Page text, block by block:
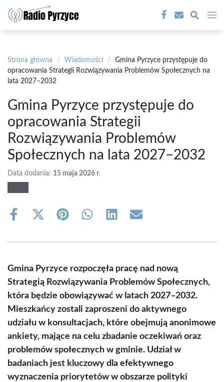
do
treści
Strona główna / Wiadomości /
Gmina Pyrzyce przystępuje do
opracowania Strategii Rozwiązywania Problemów Społecznych na
lata 2027–2032
Gmina Pyrzyce przystępuje do
opracowania Strategii
Rozwiązywania Problemów
Społecznych na lata 2027–2032
Data dodania: 15 maja 2026 r.
Share
Share
(Twitter)
Share Share Share Share
Gmina Pyrzyce rozpoczęła pracę nad nową
Strategią Rozwiązywania Problemów Społecznych,
która będzie obowiązywać w latach 2027–2032.
Mieszkańcy zostali zaproszeni do aktywnego
udziału w konsultacjach, które obejmują anonimowe
ankiety, mające na celu zbadanie oczekiwań oraz
problemów społecznych w gminie. Udział w
badaniach jest kluczowy dla efektywnego
wyznaczenia priorytetów w obszarze polityki